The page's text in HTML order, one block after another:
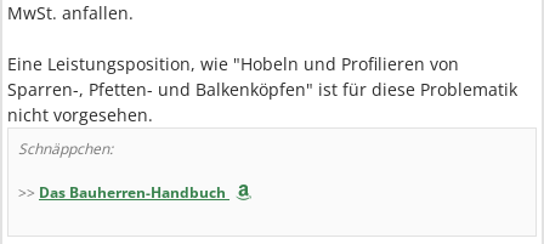
MwSt. anfallen.
Eine Leistungsposition, wie "Hobeln und Profilieren von
Sparren-, Pfetten- und Balkenköpfen" ist für diese Problematik
nicht vorgesehen.
Schnäppchen:
>> Das Bauherren-Handbuch